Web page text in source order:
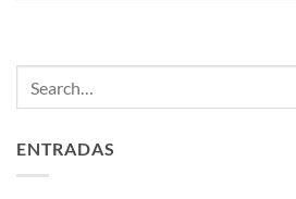
ENTRADAS